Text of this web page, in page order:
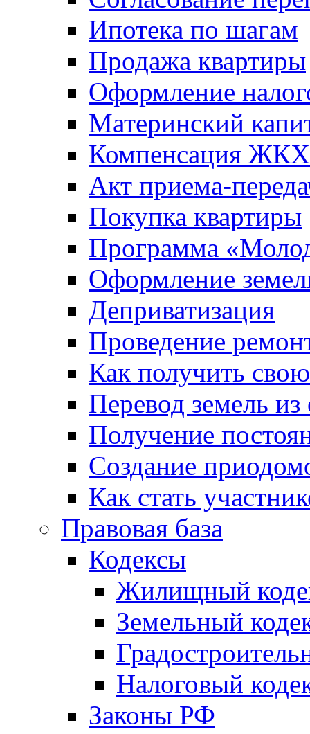
Ипотека по шагам
Продажа квартиры
Оформление
Материнский
Компенсация ЖКХ
Акт приема-
Покупка квартиры
Программа
Оформление
Деприватизация
Проведение
Как получить
Перевод земель
Получение
Создание
Как стать
Правовая база
Кодексы
Жилищный
Земельный
Налоговый
Законы РФ